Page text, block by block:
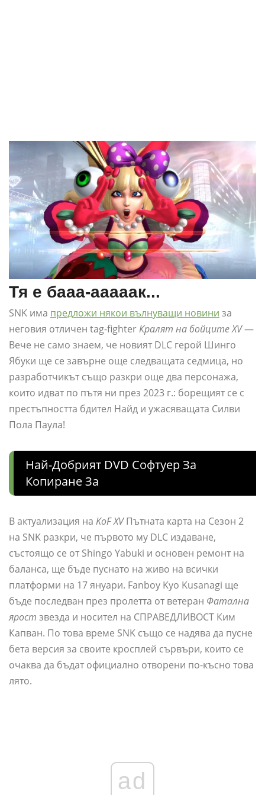
Тя е бааа-ааааак...
SNK има предложи някои вълнуващи новини за
неговия отличен tag-fighterКралят на бойците XV—
Вече не само знаем, че новият DLC герой Шинго
Ябуки ще се завърне още следващата седмица, но
разработчикът също разкри още два персонажа,
които идват по пътя ни през 2023 г.: борещият се с
престъпността бдител Найд и ужасяващата Силви
Пола Паула!
Най-Добрият DVD Софтуер За
Копиране За
В актуализация на KoF XVПътната карта на Сезон 2
на SNK разкри, че първото му DLC издаване,
състоящо се от Shingo Yabuki и основен ремонт на
баланса, ще бъде пуснато на живо на всички
платформи на 17 януари. Fanboy Kyo Kusanagi ще
бъде последван през пролетта от ветеран Фатална
ярост звезда и носител на СПРАВЕДЛИВОСТ Ким
Капван. По това време SNK също се надява да пусне
бета версия за своите кросплей сървъри, които се
очаква да бъдат официално отворени по-късно това
лято.
ad